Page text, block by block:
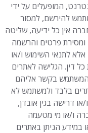
המופעלים על ידי
להירשם, למסור
אין כל ידיעה, שליטה
ומסירת פרטים והרשמה
לתנאי השימוש ו/או
דין. הגלישה לאתרים
המשתמש בקשר אליהם
בלבד ולמשתמש לא
דרישה בגין אובדן,
ו/או מי מטעמה
במידע הניתן באתרים